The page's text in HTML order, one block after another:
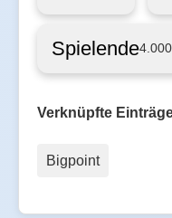
Spielende4.000
Verknüpfte
Bigpoint